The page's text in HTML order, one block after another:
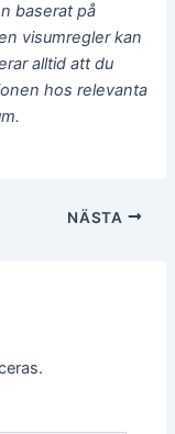
baserat på
visumregler kan
alltid att du
hos relevanta
NÄSTA